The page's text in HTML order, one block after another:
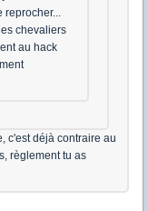
reprocher...
chevaliers
au hack
c'est déjà contraire au
règlement tu as